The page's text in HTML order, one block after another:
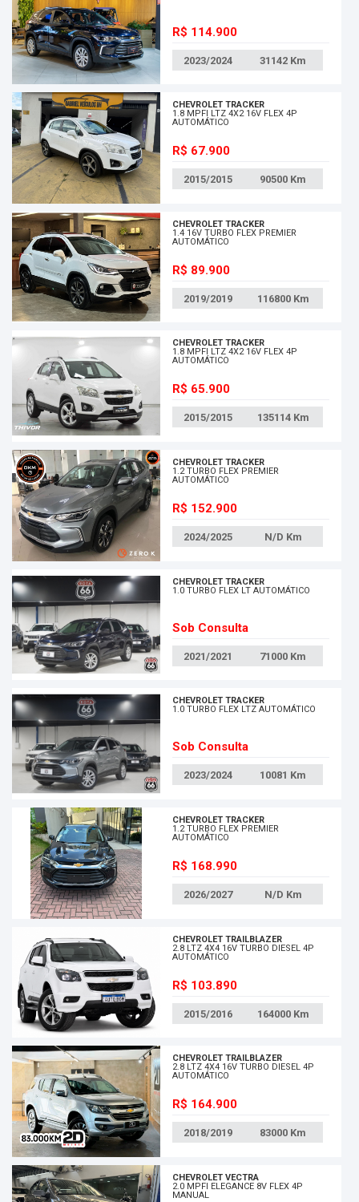
R$ 114.900
2023/2024 31142 Km
CHEVROLET TRACKER
1.8 MPFI LTZ 4X2 16V FLEX 4P
AUTOMÁTICO
R$ 67.900
2015/2015 90500 Km
CHEVROLET TRACKER
1.4 16V TURBO FLEX PREMIER
AUTOMÁTICO
R$ 89.900
2019/2019 116800 Km
CHEVROLET TRACKER
1.8 MPFI LTZ 4X2 16V FLEX 4P
AUTOMÁTICO
R$ 65.900
2015/2015 135114 Km
CHEVROLET TRACKER
1.2 TURBO FLEX PREMIER
AUTOMÁTICO
R$ 152.900
2024/2025 N/D Km
CHEVROLET TRACKER
1.0 TURBO FLEX LT AUTOMÁTICO
Sob Consulta
2021/2021 71000 Km
CHEVROLET TRACKER
1.0 TURBO FLEX LTZ AUTOMÁTICO
Sob Consulta
2023/2024 10081 Km
CHEVROLET TRACKER
1.2 TURBO FLEX PREMIER
AUTOMÁTICO
R$ 168.990
2026/2027 N/D Km
CHEVROLET TRAILBLAZER
2.8 LTZ 4X4 16V TURBO DIESEL 4P
AUTOMÁTICO
R$ 103.890
2015/2016 164000 Km
CHEVROLET TRAILBLAZER
2.8 LTZ 4X4 16V TURBO DIESEL 4P
AUTOMÁTICO
R$ 164.900
2018/2019 83000 Km
CHEVROLET VECTRA
2.0 MPFI ELEGANCE 8V FLEX 4P
MANUAL